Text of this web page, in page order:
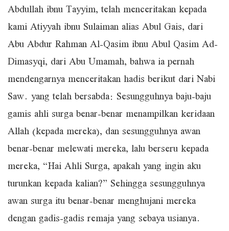
Abdullah ibnu Tayyim, telah menceritakan kepada
kami Atiyyah ibnu Sulaiman alias Abul Gais, dari
Abu Abdur Rahman Al-Qasim ibnu Abul Qasim Ad-
Dimasyqi, dari Abu Umamah, bahwa ia pernah
mendengarnya menceritakan hadis berikut dari Nabi
Saw. yang telah bersabda: Sesungguhnya baju-baju
gamis ahli surga benar-benar menampilkan keridaan
Allah (kepada mereka), dan sesungguhnya awan
benar-benar melewati mereka, lalu berseru kepada
mereka, “Hai Ahli Surga, apakah yang ingin aku
turunkan kepada kalian?” Sehingga sesungguhnya
awan surga itu benar-benar menghujani mereka
dengan gadis-gadis remaja yang sebaya usianya.